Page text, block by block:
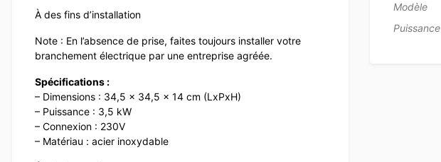
À des fins d’installation
Note : En l’absence de prise, faites toujours installer votre
branchement électrique par une entreprise agréée.
Spécifications :
– Dimensions : 34,5 x 34,5 x 14 cm (LxPxH)
– Puissance : 3,5 kW
– Connexion : 230V
– Matériau : acier inoxydable
Modèle
Puissance